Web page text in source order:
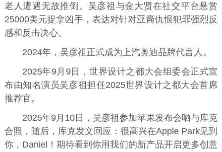
老人遭遇无故推倒。吴彦祖与金大贤在社交平台悬赏
25000美元捉拿凶手，表达对针对亚裔仇恨犯罪强烈反
感和反击决心。
2024年，吴彦祖正式成为上汽奥迪品牌代言人。
2025年9月9日，世界设计之都大会组委会正式宣
布由知名演员吴彦祖担任2025世界设计之都大会首席
推荐官。
2025年9月10日，吴彦祖参加苹果发布会晒与库克
合照，随后，库克发文回应：很高兴在Apple Park见到
你，Daniel！期待看到你用我们的新产品开启更多创意